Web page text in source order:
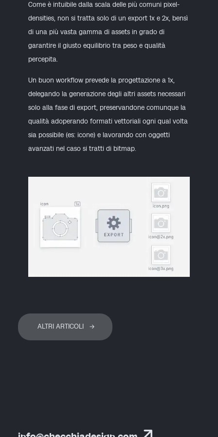
Come è intuibile dalla scala delle più comuni pixel-
densities, non si tratta solo di un export 1x e 2x, bensì
di una più vasta gamma di assets in grado di
garantire il giusto equilibrio tra peso e qualità
percepita.
Un buon workflow prevede la progettazione a 1x,
delegando la generazione degli altri assets necessari
solo alla fase di export, preservandone comunque la
qualità adoperando formati vettoriali ogni qual volta
sia possibile (es: icone) e lavorando con oggetti
avanzati nel caso si tratti di bitmap.
ALTRI ARTICOLI